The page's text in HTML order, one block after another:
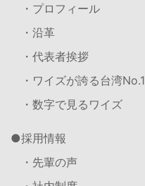
・プロフィール
・沿革
・代表者挨拶
・ワイズが誇る台湾No.1
・数字で見るワイズ
採用情報
・先輩の声